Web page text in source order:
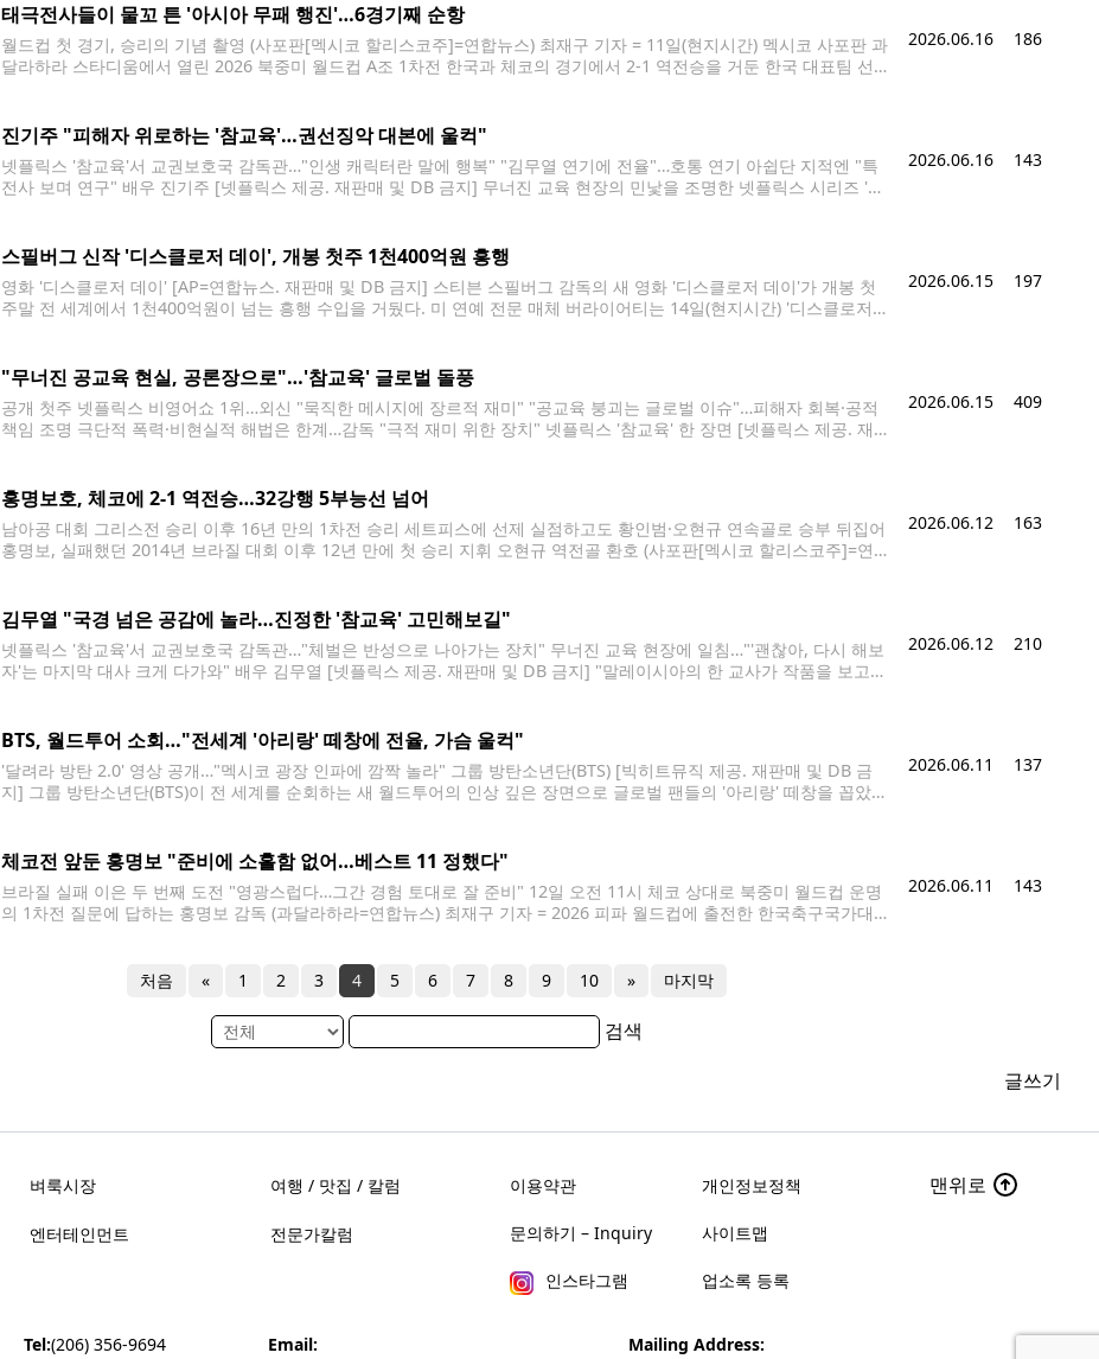
태극전사들이 물꼬 튼 '아시아 무패 행진'…6경기째 순항
월드컵 첫 경기, 승리의 기념 촬영 (사포판[멕시코 할리스코주]=연합뉴스) 최재구 기자 = 11일(현지시간) 멕시코 사포판 과
달라하라 스타디움에서 열린 2026 북중미 월드컵 A조 1차전 한국과 체코의 경기에서 2-1 역전승을 거둔 한국 대표팀 선
2026.06.16 186
진기주 "피해자 위로하는 '참교육'…권선징악 대본에 울컥"
넷플릭스 '참교육'서 교권보호국 감독관…"인생 캐릭터란 말에 행복" "김무열 연기에 전율"…호통 연기 아쉽단 지적엔 "특
전사 보며 연구" 배우 진기주 [넷플릭스 제공. 재판매 및 DB 금지] 무너진 교육 현장의 민낯을 조명한 넷플릭스 시리즈 '참
2026.06.16 143
스필버그 신작 '디스클로저 데이', 개봉 첫주 1천400억원 흥행
영화 '디스클로저 데이' [AP=연합뉴스. 재판매 및 DB 금지] 스티븐 스필버그 감독의 새 영화 '디스클로저 데이'가 개봉 첫
주말 전 세계에서 1천400억원이 넘는 흥행 수입을 거뒀다. 미 연예 전문 매체 버라이어티는 14일(현지시간) '디스클로저
2026.06.15 197
"무너진 공교육 현실, 공론장으로"…'참교육' 글로벌 돌풍
공개 첫주 넷플릭스 비영어쇼 1위…외신 "묵직한 메시지에 장르적 재미" "공교육 붕괴는 글로벌 이슈"…피해자 회복·공적
책임 조명 극단적 폭력·비현실적 해법은 한계…감독 "극적 재미 위한 장치" 넷플릭스 '참교육' 한 장면 [넷플릭스 제공. 재
2026.06.15 409
홍명보호, 체코에 2-1 역전승…32강행 5부능선 넘어
남아공 대회 그리스전 승리 이후 16년 만의 1차전 승리 세트피스에 선제 실점하고도 황인범·오현규 연속골로 승부 뒤집어
홍명보, 실패했던 2014년 브라질 대회 이후 12년 만에 첫 승리 지휘 오현규 역전골 환호 (사포판[멕시코 할리스코주]=연
2026.06.12 163
김무열 "국경 넘은 공감에 놀라…진정한 '참교육' 고민해보길"
넷플릭스 '참교육'서 교권보호국 감독관…"체벌은 반성으로 나아가는 장치" 무너진 교육 현장에 일침…"'괜찮아, 다시 해보
자'는 마지막 대사 크게 다가와" 배우 김무열 [넷플릭스 제공. 재판매 및 DB 금지] "말레이시아의 한 교사가 작품을 보고
2026.06.12 210
BTS, 월드투어 소회…"전세계 '아리랑' 떼창에 전율, 가슴 울컥"
'달려라 방탄 2.0' 영상 공개…"멕시코 광장 인파에 깜짝 놀라" 그룹 방탄소년단(BTS) [빅히트뮤직 제공. 재판매 및 DB 금
지] 그룹 방탄소년단(BTS)이 전 세계를 순회하는 새 월드투어의 인상 깊은 장면으로 글로벌 팬들의 '아리랑' 떼창을 꼽았
2026.06.11 137
체코전 앞둔 홍명보 "준비에 소홀함 없어…베스트 11 정했다"
브라질 실패 이은 두 번째 도전 "영광스럽다…그간 경험 토대로 잘 준비" 12일 오전 11시 체코 상대로 북중미 월드컵 운명
의 1차전 질문에 답하는 홍명보 감독 (과달라하라=연합뉴스) 최재구 기자 = 2026 피파 월드컵에 출전한 한국축구국가대
2026.06.11 143
처음 « 1 2 3 4 5 6 7 8 9 10 » 마지막
검색
글쓰기
벼룩시장 여행 / 맛집 / 칼럼
엔터테인먼트 전문가칼럼
이용약관 개인정보정책
문의하기 – Inquiry 사이트맵
인스타그램 업소록 등록
맨위로
Tel:(206) 356-9694
Email:
Mailing Address: